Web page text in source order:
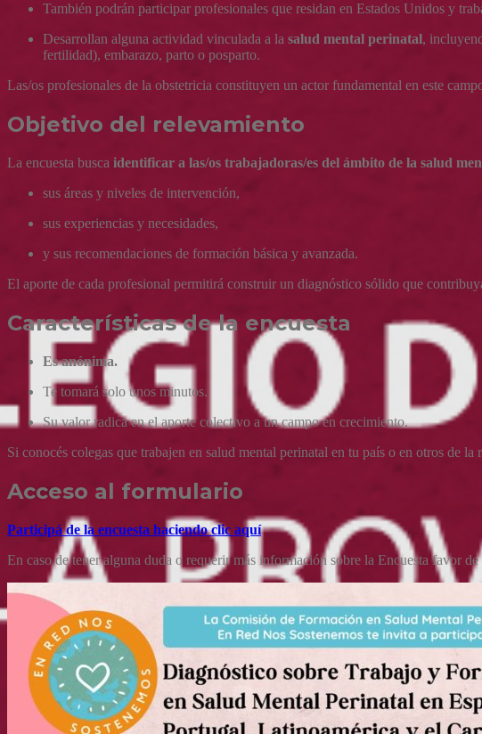
También podrán participar profesionales que residan en Estados Unidos y
Desarrollan alguna actividad vinculada a la salud mental perinatal,
fertilidad), embarazo, parto o posparto.
Las/os profesionales de la obstetricia constituyen un actor fundamental en este
Objetivo del relevamiento
La encuesta busca identificar a las/os trabajadoras/es del ámbito de la salud
sus áreas y niveles de intervención,
sus experiencias y necesidades,
y sus recomendaciones de formación básica y avanzada.
El aporte de cada profesional permitirá construir un diagnóstico sólido que
Características de la encuesta
Es anónima.
Te tomará solo unos minutos.
Su valor radica en el aporte colectivo a un campo en crecimiento.
Si conocés colegas que trabajen en salud mental perinatal en tu país o en otros de
Acceso al formulario
Participá de la encuesta haciendo clic aquí
En caso de tener alguna duda o requerir más información sobre la Encuesta favor